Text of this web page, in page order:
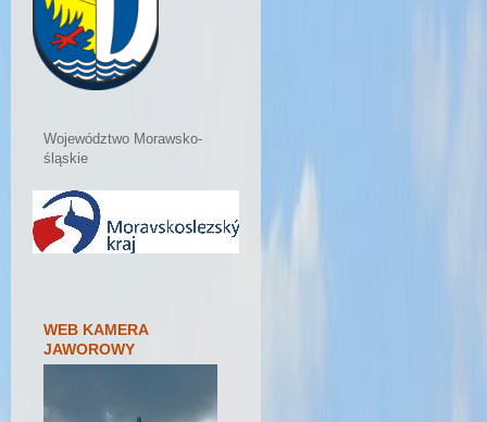
Województwo Morawsko-
śląskie
WEB KAMERA
JAWOROWY